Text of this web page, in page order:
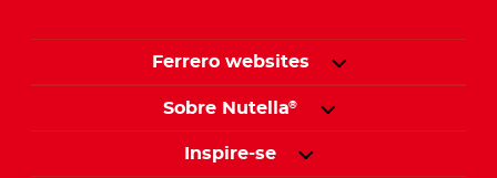
Ferrero websites
Sobre Nutella®
Inspire-se